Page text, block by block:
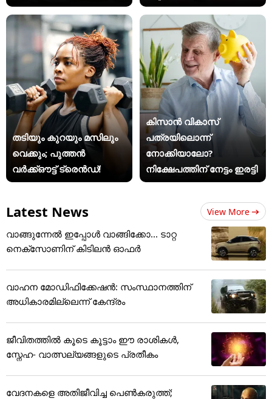
തടിയും കുറയും മസിലും
വെക്കും; പുത്തൻ
വർക്ക്ഔട്ട് ട്രെൻഡ്!
കിസാന്‍ വികാസ്
പത്രയിലൊന്ന്
നോക്കിയാലോ?
നിക്ഷേപത്തിന് നേട്ടം ഇരട്ടി
Latest News View More
വാങ്ങുന്നേൽ ഇപ്പോൾ വാങ്ങിക്കോ... ടാറ്റ
നെക്സോണിന് കിടിലൻ ഓഫർ
വാഹന മോഡിഫിക്കേഷൻ: സംസ്ഥാനത്തിന്
അ‌ധികാരമില്ലെന്ന് കേന്ദ്രം
ജീവിതത്തിൽ കൂടെ കൂട്ടാം ഈ രാശികൾ,
സ്നേഹ- വാത്സല്യങ്ങളുടെ പ്രതീകം
വേദനകളെ അതിജീവിച്ച പെൺകരുത്ത്;